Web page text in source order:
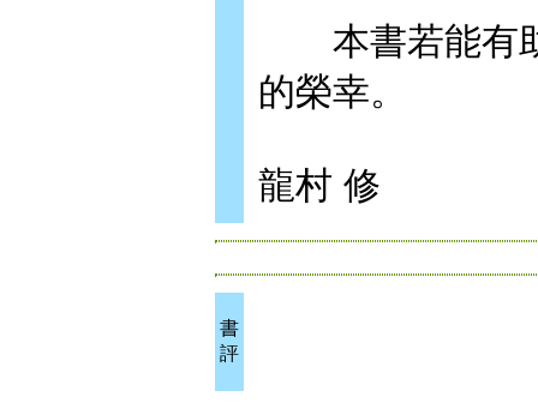
本書若能有助
的榮幸。
龍村 修
書
評